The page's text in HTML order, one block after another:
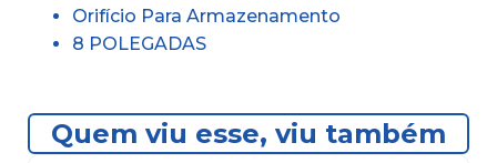
Orifício Para Armazenamento
8 POLEGADAS
Quem viu esse, viu também